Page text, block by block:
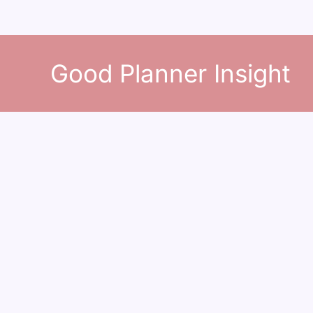
Good Planner Insight